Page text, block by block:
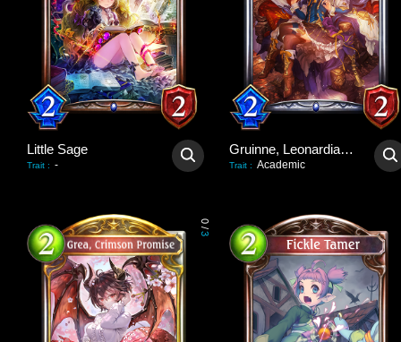
Little Sage
Trait : -
Gruinne, Leonardian Provost
Trait : Academic
0
/
3